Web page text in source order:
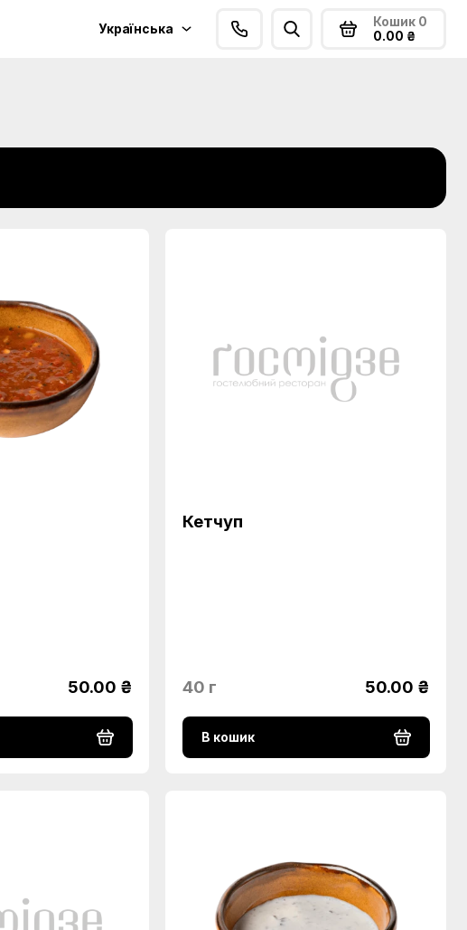
Українська Кошик 0
0.00 ₴
50.00 ₴
Кетчуп
40 г 50.00 ₴
В кошик